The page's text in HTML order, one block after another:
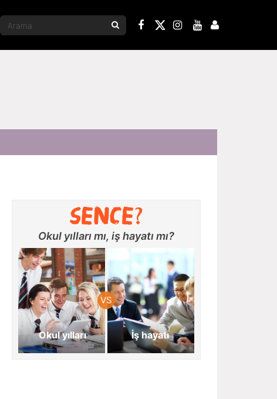
Okul yılları mı, iş hayatı mı?
Okul yılları İş hayatı